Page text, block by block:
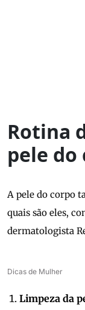
Rotina
pele do
A pele do corpo
quais são eles,
dermatologista
Dicas de Mulher
Limpeza da